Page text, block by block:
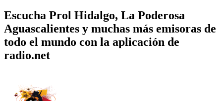
Escucha Prol Hidalgo, La Poderosa
Aguascalientes y muchas más emisoras de
todo el mundo con la aplicación de
radio.net